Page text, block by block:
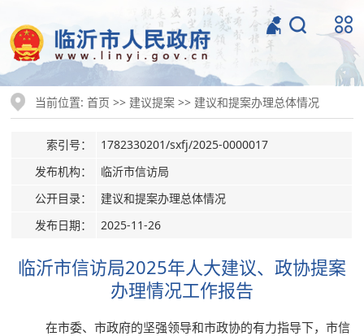
当前位置:首页 >> 建议提案 >> 建议和提案办理总体情况
索引号：
1782330201/sxfj/2025-0000017
发布机构：
临沂市信访局
公开目录：
建议和提案办理总体情况
发布日期：
2025-11-26
临沂市信访局2025年人大建议、政协提案
办理情况工作报告
在市委、市政府的坚强领导和市政协的有力指导下，市信